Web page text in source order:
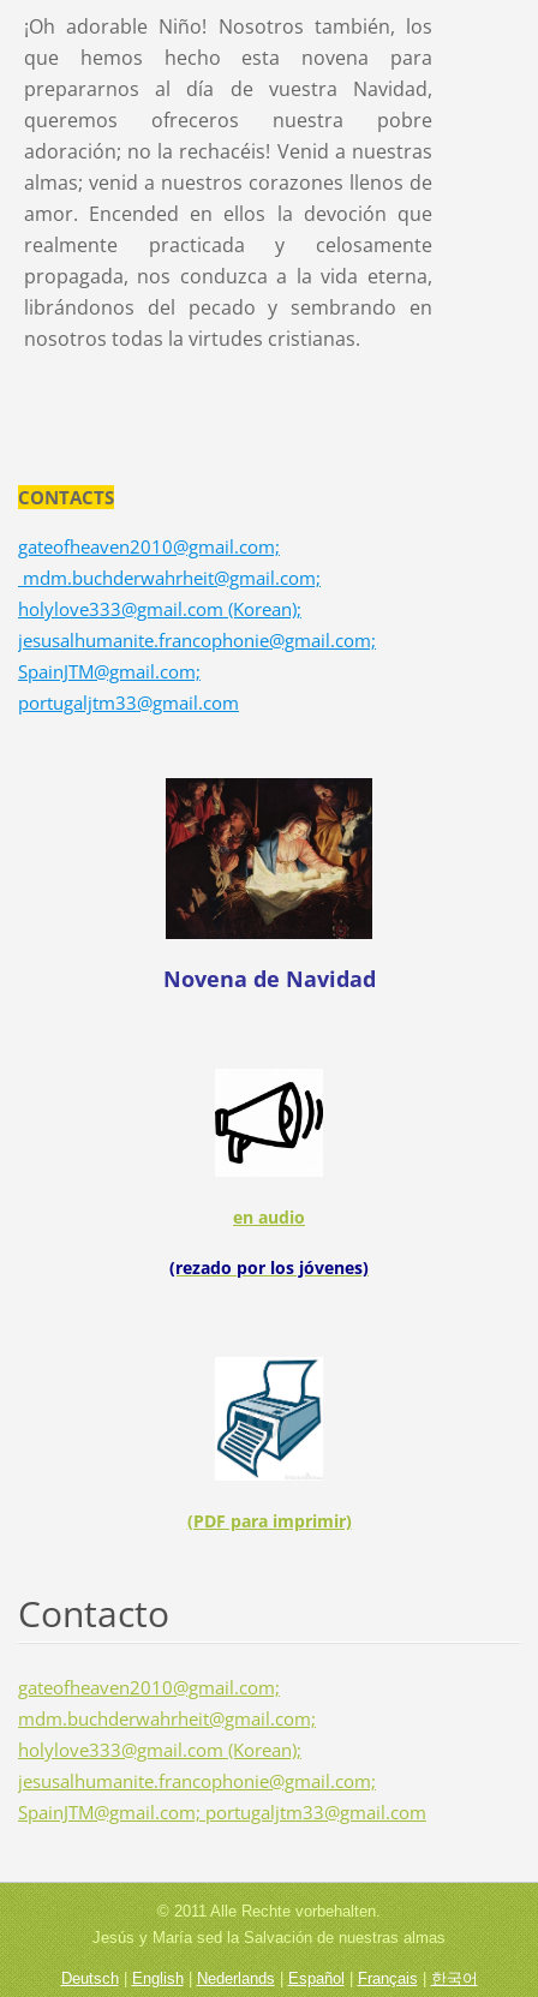
¡Oh adorable Niño! Nosotros también, los
que hemos hecho esta novena para
prepararnos al día de vuestra Navidad,
queremos ofreceros nuestra pobre
adoración; no la rechacéis! Venid a nuestras
almas; venid a nuestros corazones llenos de
amor. Encended en ellos la devoción que
realmente practicada y celosamente
propagada, nos conduzca a la vida eterna,
librándonos del pecado y sembrando en
nosotros todas la virtudes cristianas.
CONTACTS
gateofheaven2010@gmail.com;
mdm.buchderwahrheit@gmail.com;
holylove333@gmail.com (Korean);
jesusalhumanite.francophonie@gmail.com;
SpainJTM@gmail.com;
portugaljtm33@gmail.com
Novena de Navidad
en audio
(rezado por los jóvenes)
(PDF para imprimir)
Contacto
gateofheaven2010@gmail.com;
mdm.buchderwahrheit@gmail.com;
holylove333@gmail.com (Korean);
jesusalhumanite.francophonie@gmail.com;
SpainJTM@gmail.com; portugaljtm33@gmail.com
© 2011 Alle Rechte vorbehalten.
Jesús y María sed la Salvación de nuestras almas
Deutsch|English|Nederlands| Español |Français|한국어